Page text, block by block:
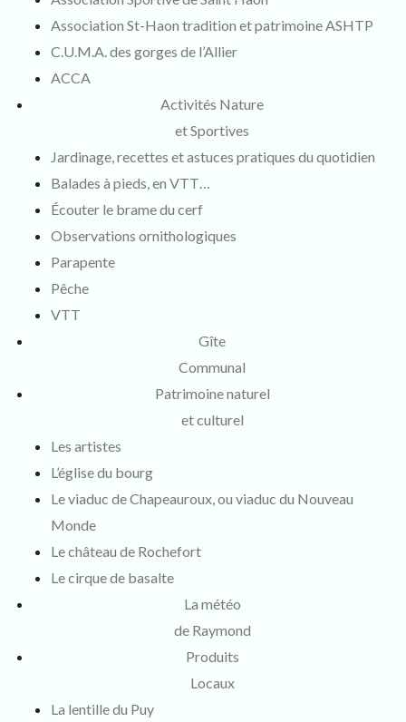
Association St-Haon tradition et patrimoine ASHTP
C.U.M.A. des gorges de l’Allier
ACCA
Activités Nature
et Sportives
Jardinage, recettes et astuces pratiques du quotidien
Balades à pieds, en VTT…
Écouter le brame du cerf
Observations ornithologiques
Parapente
Pêche
VTT
Gîte
Communal
Patrimoine naturel
et culturel
Les artistes
L’église du bourg
Le viaduc de Chapeauroux, ou viaduc du Nouveau
Monde
Le château de Rochefort
Le cirque de basalte
La météo
de Raymond
Produits
Locaux
La lentille du Puy